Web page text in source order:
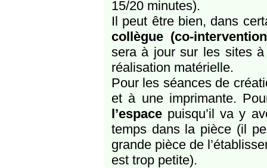
15/20 minutes).
Il peut être bien, dans
collègue (co-
sera à jour sur les sites
réalisation matérielle.
Pour les séances de
et à une imprimante.
l’espace puisqu’il va y
temps dans la pièce (il
grande pièce de
est trop petite).